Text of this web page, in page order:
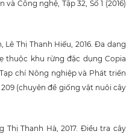
Công nghệ, Tập 32, Số 1 (2016)
Lê Thị Thanh Hiếu, 2016. Đa dạng
thuộc khu rừng đặc dụng Copia
chí Nông nghiệp và Phát triển
(chuyên đề giống vật nuôi cây
Thị Thanh Hà, 2017. Điều tra cây